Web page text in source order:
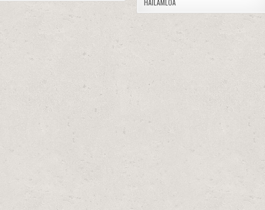
HAILAMLOA